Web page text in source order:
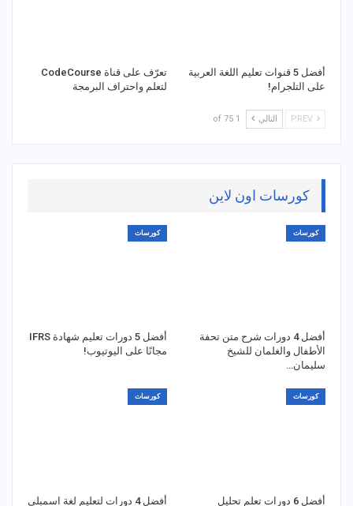
أفضل 5 قنوات تعليم اللغة العربية
على التلجرام!
تعرّف على قناة CodeCourse
لتعلم واحتراف البرمجة
التالي 1 of 75
كورسات اون لاين
كورسات
أفضل 4 دورات شرح متن تحفة
الأطفال والغلمان للشيخ
سليمان…
كورسات
أفضل 5 دورات تعليم شهادة IFRS
مجانًا على اليوتيوب!
كورسات
أفضل 6 دورات تعلم تحليل
كورسات
أفضل 4 دورات لتعليم لغة اسمبلي